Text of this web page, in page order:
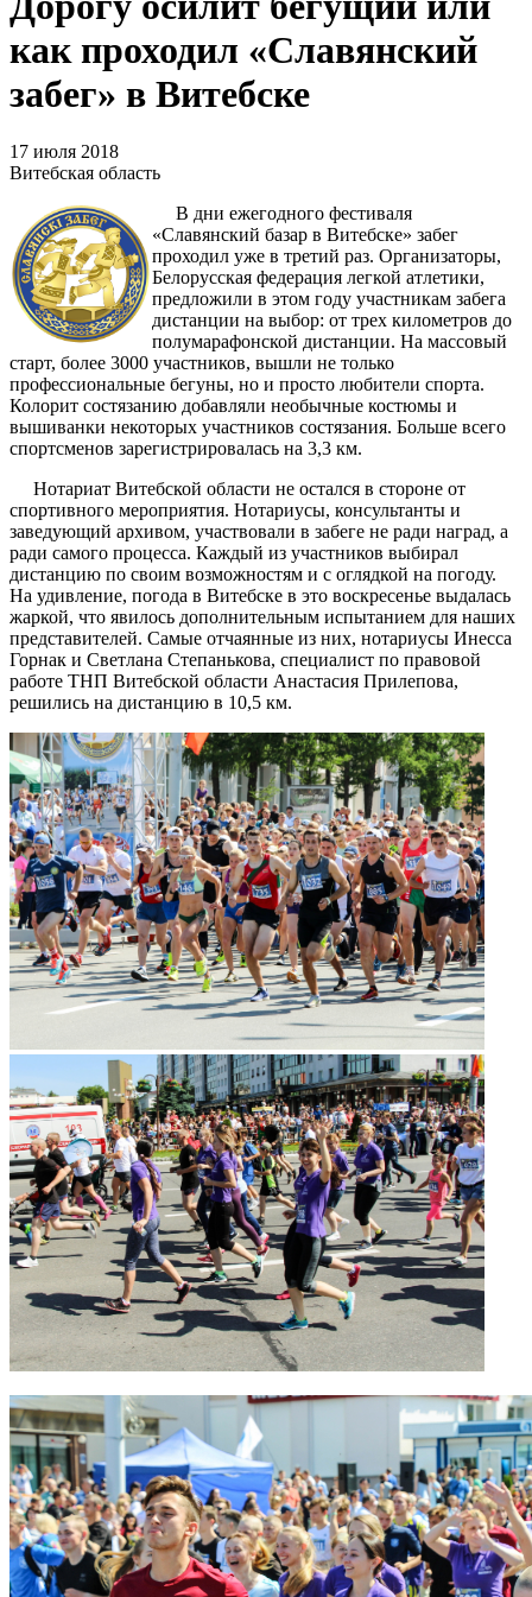
как проходил «Славянский
забег» в Витебске
17 июля 2018
Витебская область
В дни ежегодного фестиваля
«Славянский базар в Витебске» забег
проходил уже в третий раз. Организаторы,
Белорусская федерация легкой атлетики,
предложили в этом году участникам забега
дистанции на выбор: от трех километров до
полумарафонской дистанции. На массовый
старт, более 3000 участников, вышли не только
профессиональные бегуны, но и просто любители спорта.
Колорит состязанию добавляли необычные костюмы и
вышиванки некоторых участников состязания. Больше всего
спортсменов зарегистрировалась на 3,3 км.
Нотариат Витебской области не остался в стороне от
спортивного мероприятия. Нотариусы, консультанты и
заведующий архивом, участвовали в забеге не ради наград, а
ради самого процесса. Каждый из участников выбирал
дистанцию по своим возможностям и с оглядкой на погоду.
На удивление, погода в Витебске в это воскресенье выдалась
жаркой, что явилось дополнительным испытанием для наших
представителей. Самые отчаянные из них, нотариусы Инесса
Горнак и Светлана Степанькова, специалист по правовой
работе ТНП Витебской области Анастасия Прилепова,
решились на дистанцию в 10,5 км.